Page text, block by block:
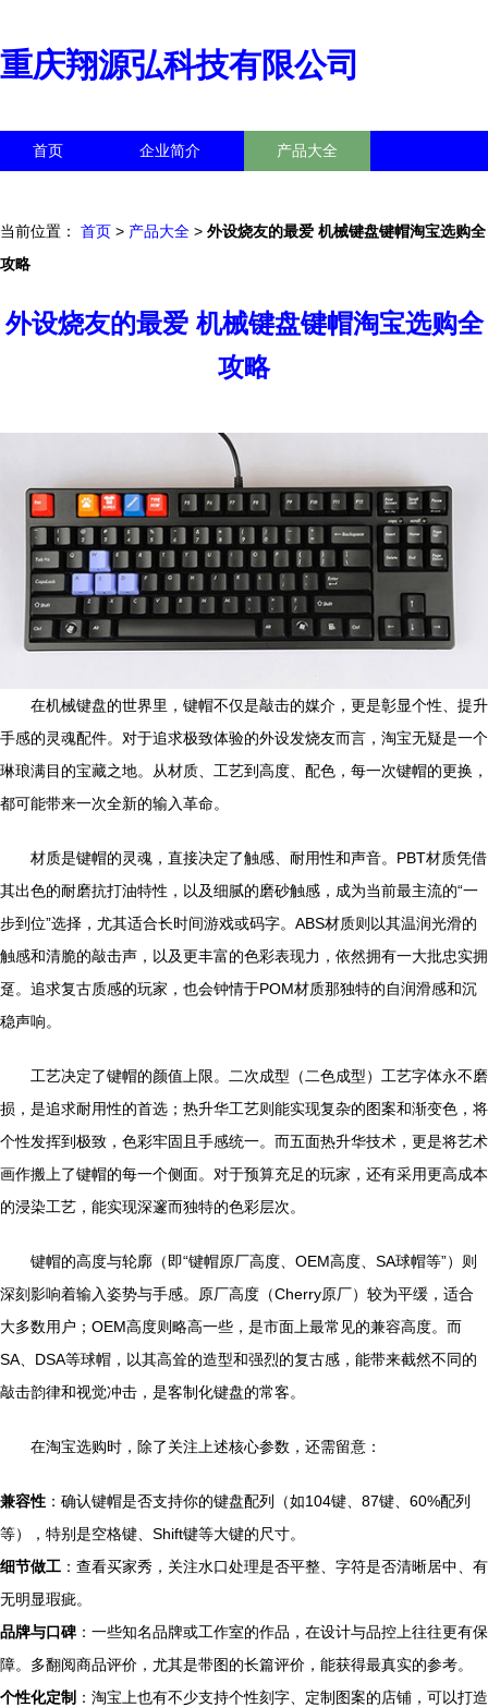
重庆翔源弘科技有限公司
首页 企业简介 产品大全
当前位置： 首页 > 产品大全 > 外设烧友的最爱 机械键盘键帽淘宝选购全
攻略
外设烧友的最爱 机械键盘键帽淘宝选购全
攻略
在机械键盘的世界里，键帽不仅是敲击的媒介，更是彰显个性、提升
手感的灵魂配件。对于追求极致体验的外设发烧友而言，淘宝无疑是一个
琳琅满目的宝藏之地。从材质、工艺到高度、配色，每一次键帽的更换，
都可能带来一次全新的输入革命。
材质是键帽的灵魂，直接决定了触感、耐用性和声音。PBT材质凭借
其出色的耐磨抗打油特性，以及细腻的磨砂触感，成为当前最主流的“一
步到位”选择，尤其适合长时间游戏或码字。ABS材质则以其温润光滑的
触感和清脆的敲击声，以及更丰富的色彩表现力，依然拥有一大批忠实拥
趸。追求复古质感的玩家，也会钟情于POM材质那独特的自润滑感和沉
稳声响。
工艺决定了键帽的颜值上限。二次成型（二色成型）工艺字体永不磨
损，是追求耐用性的首选；热升华工艺则能实现复杂的图案和渐变色，将
个性发挥到极致，色彩牢固且手感统一。而五面热升华技术，更是将艺术
画作搬上了键帽的每一个侧面。对于预算充足的玩家，还有采用更高成本
的浸染工艺，能实现深邃而独特的色彩层次。
键帽的高度与轮廓（即“键帽原厂高度、OEM高度、SA球帽等”）则
深刻影响着输入姿势与手感。原厂高度（Cherry原厂）较为平缓，适合
大多数用户；OEM高度则略高一些，是市面上最常见的兼容高度。而
SA、DSA等球帽，以其高耸的造型和强烈的复古感，能带来截然不同的
敲击韵律和视觉冲击，是客制化键盘的常客。
在淘宝选购时，除了关注上述核心参数，还需留意：
兼容性 ：确认键帽是否支持你的键盘配列（如104键、87键、60%配列
等），特别是空格键、Shift键等大键的尺寸。
细节做工 ：查看买家秀，关注水口处理是否平整、字符是否清晰居中、有
无明显瑕疵。
品牌与口碑 ：一些知名品牌或工作室的作品，在设计与品控上往往更有保
障。多翻阅商品评价，尤其是带图的长篇评价，能获得最真实的参考。
个性化定制 ：淘宝上也有不少支持个性刻字、定制图案的店铺，可以打造